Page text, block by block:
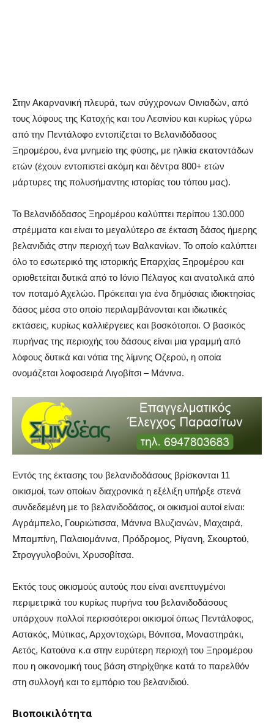
Στην Ακαρνανική πλευρά, των σύγχρονων Οινιαδών, από
τους λόφους της Κατοχής και του Λεσινίου και κυρίως γύρω
από την Πεντάλοφο εντοπίζεται το Βελανιδόδασος
Ξηρομέρου, ένα μνημείο της φύσης, με ηλικία εκατοντάδων
ετών (έχουν εντοπιστεί ακόμη και δέντρα 800+ ετών
μάρτυρες της πολυσήμαντης ιστορίας του τόπου μας).
Το Βελανιδόδασος Ξηρομέρου καλύπτει περίπου 130.000
στρέμματα και είναι το μεγαλύτερο σε έκταση δάσος ήμερης
βελανιδιάς στην περιοχή των Βαλκανίων. Το οποίο καλύπτει
όλο το εσωτερικό της ιστορικής Επαρχίας Ξηρομέρου και
οριοθετείται δυτικά από το Ιόνιο Πέλαγος και ανατολικά από
τον ποταμό Αχελώο. Πρόκειται για ένα δημόσιας ιδιοκτησίας
δάσος μέσα στο οποίο περιλαμβάνονται και ιδιωτικές
εκτάσεις, κυρίως καλλιέργειες και βοσκότοποι. Ο βασικός
πυρήνας της περιοχής του δάσους είναι μια γραμμή από
λόφους δυτικά και νότια της λίμνης Οζερού, η οποία
ονομάζεται λοφοσειρά Λιγοβίτσι – Μάνινα.
Εντός της έκτασης του βελανιδοδάσους βρίσκονται 11
οικισμοί, των οποίων διαχρονικά η εξέλιξη υπήρξε στενά
συνδεδεμένη με το βελανιδοδάσος, οι οικισμοί αυτοί είναι:
Αγράμπελο, Γουριώτισσα, Μάνινα Βλυζιανών, Μαχαιρά,
Μπαμπίνη, Παλαιομάνινα, Πρόδρομος, Ρίγανη, Σκουρτού,
Στρογγυλοβούνι, Χρυσοβίτσα.
Εκτός τους οικισμούς αυτούς που είναι ανεπτυγμένοι
περιμετρικά του κυρίως πυρήνα του βελανιδοδάσους
υπάρχουν πολλοί περισσότεροι οικισμοί όπως Πεντάλοφος,
Αστακός, Μύτικας, Αρχοντοχώρι, Βόνιτσα, Μοναστηράκι,
Αετός, Κατούνα κ.α στην ευρύτερη περιοχή του Ξηρομέρου
που η οικονομική τους βάση στηρίχθηκε κατά το παρελθόν
στη συλλογή και το εμπόριο του βελανιδιού.
Βιοποικιλότητα